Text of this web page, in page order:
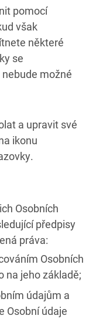
pomocí
však
některé
se
možné
a upravit své
ikonu
Osobních
předpisy
práva:
Osobních
na jeho základě;
údajům a
Osobní údaje